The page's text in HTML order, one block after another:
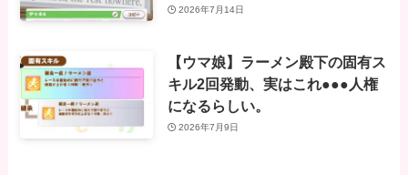
2026年7月14日
【ウマ娘】ラーメン殿下の固有ス
キル2回発動、実はこれ●●●人権
になるらしい。
2026年7月9日